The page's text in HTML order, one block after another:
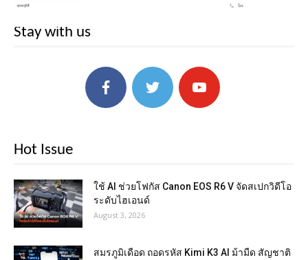
Stay with us
Hot Issue
ใช้ AI ช่วยโฟกัส Canon EOS R6 V จัดสเปกวิดีโอ
ระดับไฮเอนด์
August 3, 2026
สมรภูมิเดือด ถอดรหัส Kimi K3 AI ม้ามืด สัญชาติ